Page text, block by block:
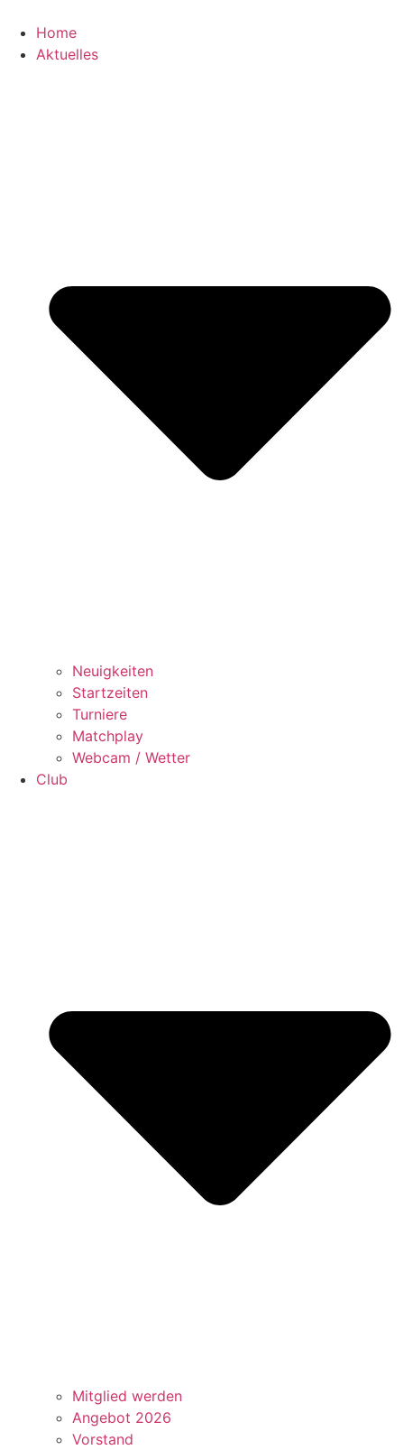
Inhalt
wechseln
Home
Aktuelles
Neuigkeiten
Startzeiten
Turniere
Matchplay
Webcam / Wetter
Club
Mitglied werden
Angebot 2026
Vorstand